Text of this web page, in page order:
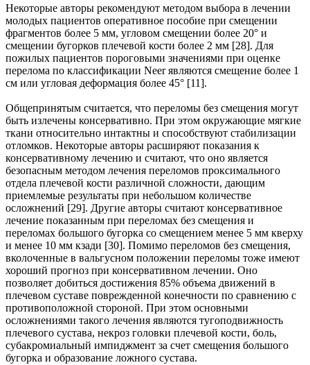
Некоторые авторы рекомендуют методом выбора в лечении
молодых пациентов оперативное пособие при смещении
фрагментов более 5 мм, угловом смещении более 20° и
смещении бугорков плечевой кости более 2 мм [28]. Для
пожилых пациентов пороговыми значениями при оценке
перелома по классификации Neer являются смещение более 1
см или угловая деформация более 45° [11].
Общепринятым считается, что переломы без смещения могут
быть излечены консервативно. При этом окружающие мягкие
ткани относительно интактны и способствуют стабилизации
отломков. Некоторые авторы расширяют показания к
консервативному лечению и считают, что оно является
безопасным методом лечения переломов проксимального
отдела плечевой кости различной сложности, дающим
приемлемые результаты при небольшом количестве
осложнений [29]. Другие авторы считают консервативное
лечение показанным при переломах без смещения и
переломах большого бугорка со смещением менее 5 мм кверху
и менее 10 мм кзади [30]. Помимо переломов без смещения,
вколоченные в вальгусном положении переломы тоже имеют
хороший прогноз при консервативном лечении. Оно
позволяет добиться достижения 85% объема движений в
плечевом суставе поврежденной конечности по сравнению с
противоположной стороной. При этом основными
осложнениями такого лечения являются тугоподвижность
плечевого сустава, некроз головки плечевой кости, боль,
субакромиальный импиджмент за счет смещения большого
бугорка и образование ложного сустава.